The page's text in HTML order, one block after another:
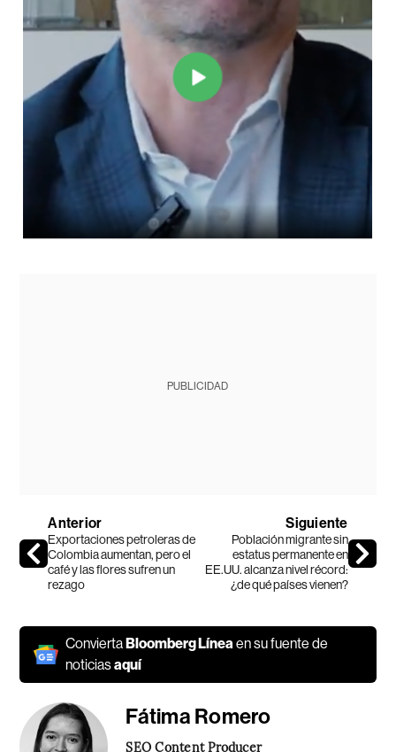
PUBLICIDAD
Anterior
Exportaciones petroleras de
Colombia aumentan, pero el
café y las flores sufren un
rezago
Siguiente
Población migrante sin
estatus permanente en
EE.UU. alcanza nivel récord:
¿de qué países vienen?
ConviertaBloomberg Líneaen su fuente de
noticiasaquí
Fátima Romero
SEO Content Producer